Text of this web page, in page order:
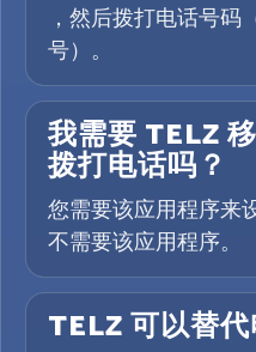
，然后拨打电话号码
号）。
我需要 TELZ
拨打电话吗？
您需要该应用程序来
不需要该应用程序。
TELZ 可以替